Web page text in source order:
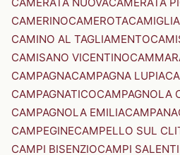
CAMERINOCAMEROTA
CAMINO AL TAGLIAMENTO
CAMISANO VICENTINO
CAMPAGNACAMPAGNA LUPIA
CAMPAGNATICOCAMPAGNOLA
CAMPAGNOLA EMILIACAMPANA
CAMPEGINECAMPELLO SUL
CAMPI BISENZIOCAMPI